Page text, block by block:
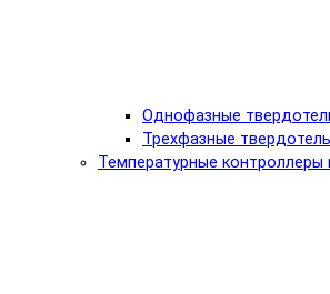
Однофазные
Трехфазные
Температурные контроллеры